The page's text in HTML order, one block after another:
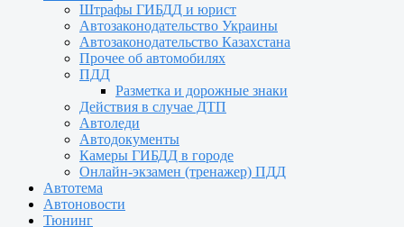
Штрафы ГИБДД и юрист
Автозаконодательство Украины
Автозаконодательство Казахстана
Прочее об автомобилях
ПДД
Разметка и дорожные знаки
Действия в случае ДТП
Автоледи
Автодокументы
Камеры ГИБДД в городе
Онлайн-экзамен (тренажер) ПДД
Автотема
Автоновости
Тюнинг